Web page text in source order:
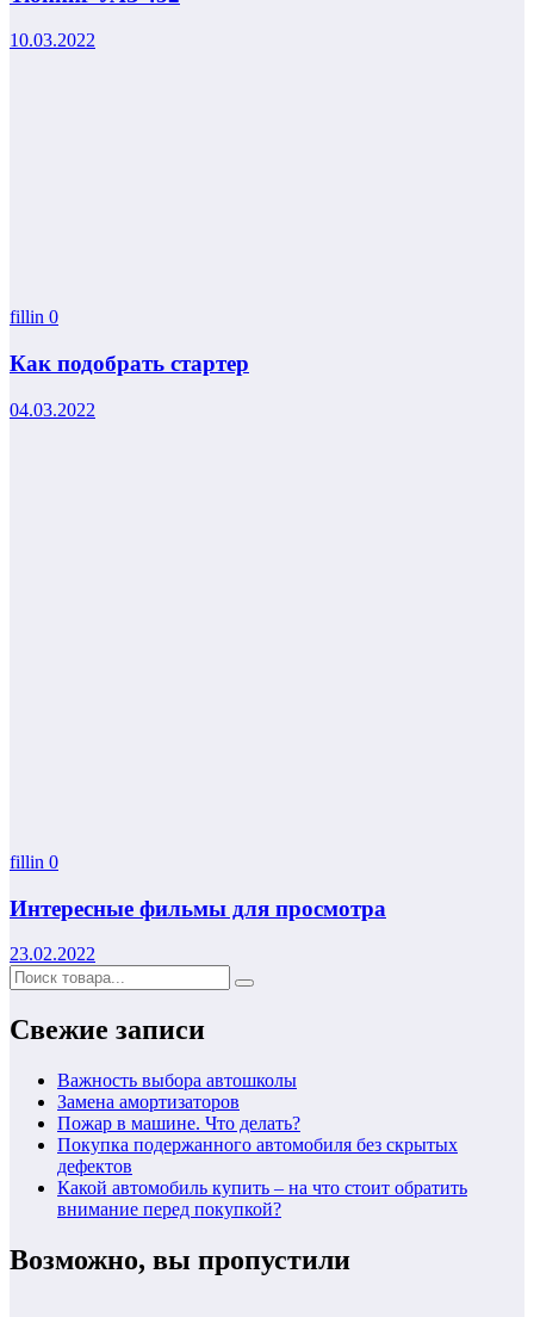
10.03.2022
fillin 0
Как подобрать стартер
04.03.2022
fillin 0
Интересные фильмы для просмотра
23.02.2022
Свежие записи
Важность выбора автошколы
Замена амортизаторов
Пожар в машине. Что делать?
Покупка подержанного автомобиля без скрытых
дефектов
Какой автомобиль купить – на что стоит обратить
внимание перед покупкой?
Возможно, вы пропустили